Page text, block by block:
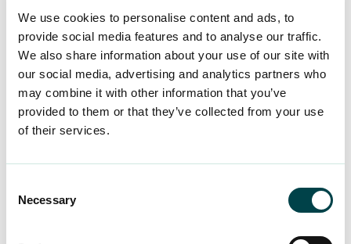
We use cookies to personalise content and ads, to
provide social media features and to analyse our traffic.
We also share information about your use of our site with
our social media, advertising and analytics partners who
may combine it with other information that you’ve
provided to them or that they’ve collected from your use
of their services.
Selection
Necessary
ajan tapaturmavakuutuksesta, joka on voimassa
sekä Suomessa että ulkomailla.
Näiden palveluiden arvo korostuu erityisesti
työelämän muutostilanteissa, kuten
irtisanomisten, lomautusten tai työsopimuksen
helpompaa neuvotella työnantajan kanssa, kun
asiantuntija-apua saatavilla.